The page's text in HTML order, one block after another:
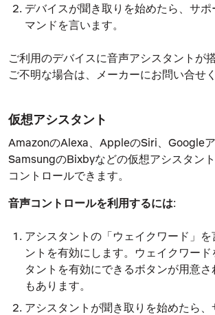
デバイスが聞き取りを始めたら、サポ
マンドを言います。
ご利用のデバイスに音声アシスタントが
ご不明な場合は、メーカーにお問い合せく
仮想アシスタント
AmazonのAlexa、AppleのSiri、Googleア
SamsungのBixbyなどの仮想アシスタン
コントロールできます。
音声コントロールを利用するには:
アシスタントの「ウェイクワード」
ントを有効にします。ウェイクワー
タントを有効にできるボタンが用意
もあります。
アシスタントが聞き取りを始めたら